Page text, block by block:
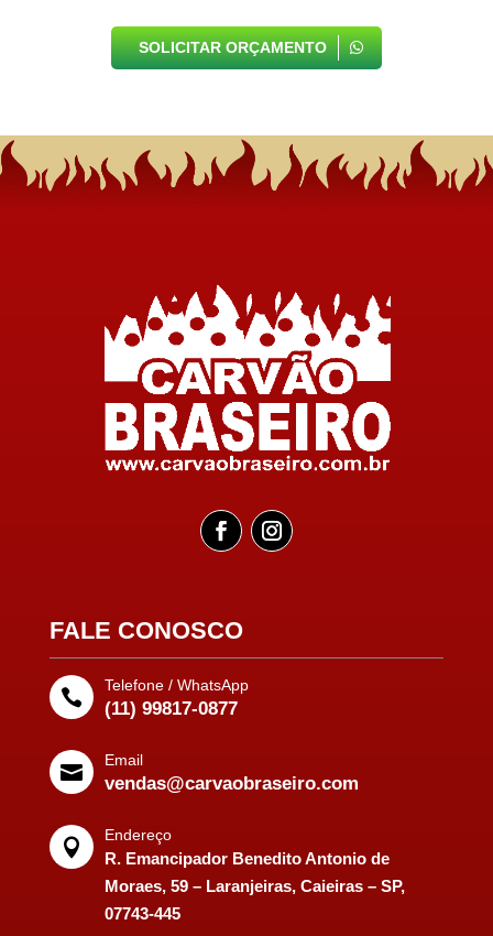
SOLICITAR ORÇAMENTO
FALE CONOSCO

Telefone / WhatsApp
(11) 99817-0877

Email
vendas@carvaobraseiro.com

Endereço
R. Emancipador Benedito Antonio de
Moraes, 59 – Laranjeiras, Caieiras – SP,
07743-445